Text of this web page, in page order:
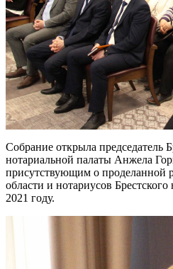
Собрание открыла председатель
нотариальной палаты Анжела
присутствующим о проделанной
области и нотариусов Брестского
2021 году.